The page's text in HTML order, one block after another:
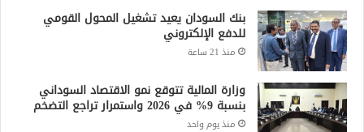
بنك السودان يعيد تشغيل المحول القومي
للدفع الإلكتروني
منذ 21 ساعة
وزارة المالية تتوقع نمو الاقتصاد السوداني
بنسبة 9% في 2026 واستمرار تراجع التضخم
منذ يوم واحد